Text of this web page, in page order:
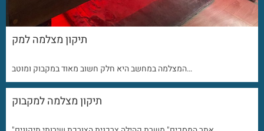
תיקון מצלמה למק
המצלמה במחשב היא חלק חשוב מאוד במקבוק ומוטב…
תיקון מצלמה למקבוק